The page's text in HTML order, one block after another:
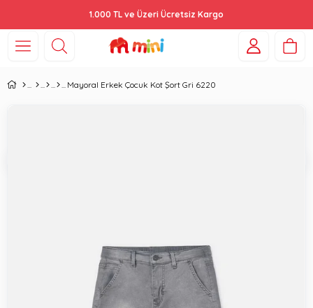
1.000 TL ve Üzeri Ücretsiz Kargo
Mayoral Erkek Çocuk Kot Şort Gri 6220